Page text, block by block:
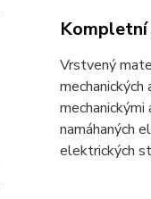
Vrstvený
namáhaných
elektrických